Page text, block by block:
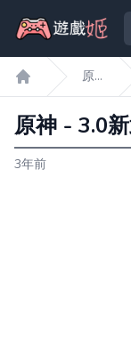
遊戲姬首頁
原
神
3年前